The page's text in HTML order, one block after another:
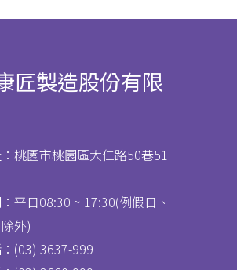
匠製造股份有限
桃園市桃園區大仁路50巷51
平日08:30 ~ 17:30(例假日、
外)
(03) 3637-999